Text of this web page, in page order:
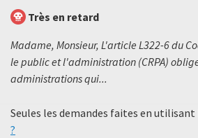
Très en retard
Madame, Monsieur, L'article L322-6 du
le public et l'administration (CRPA)
administrations qui...
Seules les demandes faites en utilisant
?